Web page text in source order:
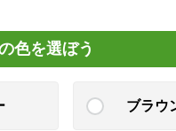
色を選ぼう
ブラウ